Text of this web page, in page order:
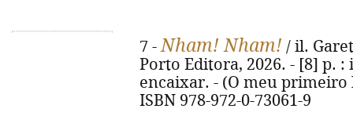
7 -Nham! Nham! / il.
Porto Editora, 2026. - [8] p. :
encaixar. - (O meu primeiro
ISBN 978-972-0-73061-9